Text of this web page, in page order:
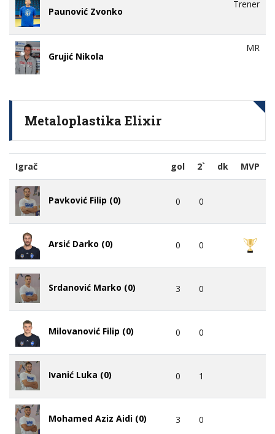
Paunović Zvonko
Trener
Grujić Nikola
MR
Metaloplastika Elixir
Igrač gol 2` dk MVP
Pavković Filip (0) 0 0
Arsić Darko (0) 0 0
Srdanović Marko (0) 3 0
Milovanović Filip (0) 0 0
Ivanić Luka (0) 0 1
Mohamed Aziz Aidi (0) 3 0